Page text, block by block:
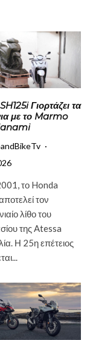
Γιορτάζει τα
με το Marmo
·
το Honda
τον
λίθο του
της Atessa
Η 25η επέτειος